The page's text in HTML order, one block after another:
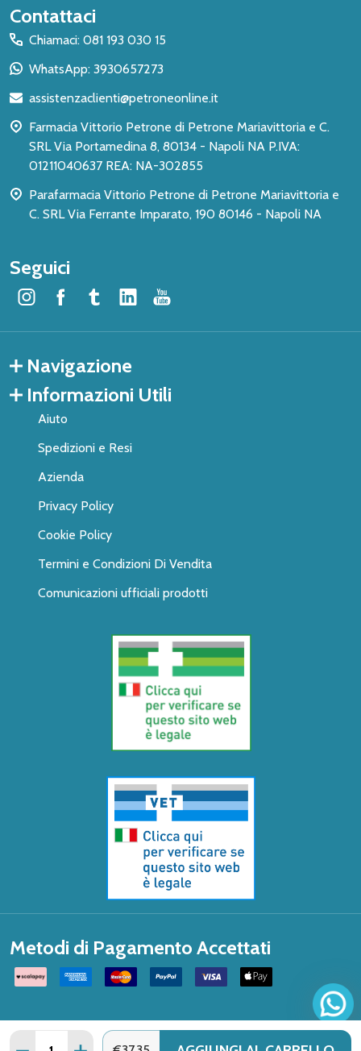
Quantità:
Inizio
del
piè
pagina
Contattaci
Chiamaci: 081 193 030 15
WhatsApp: 3930657273
assistenzaclienti@petroneonline.it
Farmacia Vittorio Petrone di Petrone Mariavittoria e C.
SRL Via Portamedina 8, 80134 - Napoli NA P.IVA:
01211040637 REA: NA-302855
Parafarmacia Vittorio Petrone di Petrone Mariavittoria e
C. SRL Via Ferrante Imparato, 190 80146 - Napoli NA
Seguici
Navigazione
Informazioni Utili
Aiuto
Spedizioni e Resi
Azienda
Privacy Policy
Cookie Policy
Termini e Condizioni Di Vendita
Comunicazioni ufficiali prodotti
Metodi di Pagamento Accettati